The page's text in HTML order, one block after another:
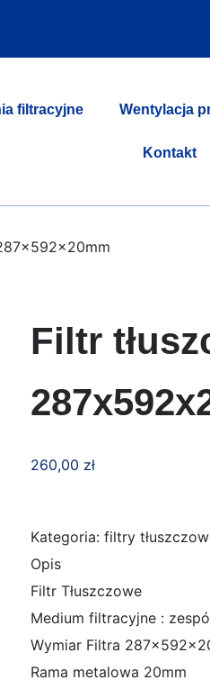
filtracyjne Wentylacja
Kontakt
Filtr
260,00 zł
Kategoria: filtry
Opis
Filtr Tłuszczowe
Medium filtracyjne :
Wymiar Filtra
Rama metalowa 20mm